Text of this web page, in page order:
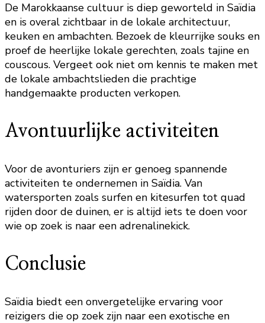
De Marokkaanse cultuur is diep geworteld in Saïdia
en is overal zichtbaar in de lokale architectuur,
keuken en ambachten. Bezoek de kleurrijke souks en
proef de heerlijke lokale gerechten, zoals tajine en
couscous. Vergeet ook niet om kennis te maken met
de lokale ambachtslieden die prachtige
handgemaakte producten verkopen.
Avontuurlijke activiteiten
Voor de avonturiers zijn er genoeg spannende
activiteiten te ondernemen in Saïdia. Van
watersporten zoals surfen en kitesurfen tot quad
rijden door de duinen, er is altijd iets te doen voor
wie op zoek is naar een adrenalinekick.
Conclusie
Saïdia biedt een onvergetelijke ervaring voor
reizigers die op zoek zijn naar een exotische en